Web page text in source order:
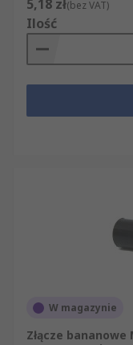
5,18 zł(bez VAT)
Ilość
W magazynie
Złącze